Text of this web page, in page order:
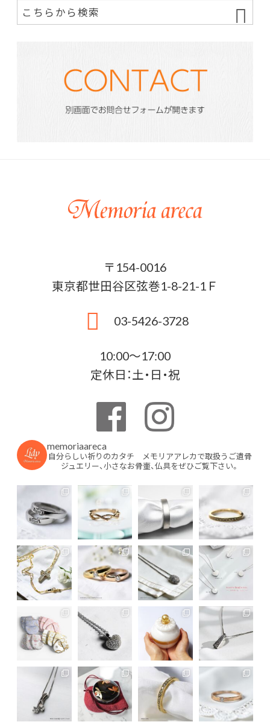
〒154-0016
東京都世田谷区弦巻1-8-21-1Ｆ
03-5426-3728
10:00〜17:00
定休日：土・日・祝
memoriaareca
自分らしい祈りのカタチ メモリアアレカで取扱うご遺骨
ジュエリー、小さなお骨壷、仏具をぜひご覧下さい。